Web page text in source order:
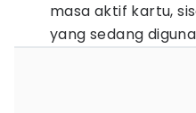
masa aktif kartu,
yang sedang